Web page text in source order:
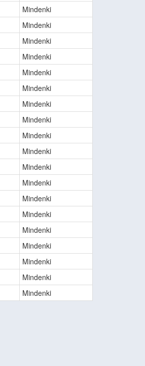
Mindenki
Mindenki
Mindenki
Mindenki
Mindenki
Mindenki
Mindenki
Mindenki
Mindenki
Mindenki
Mindenki
Mindenki
Mindenki
Mindenki
Mindenki
Mindenki
Mindenki
Mindenki
Mindenki